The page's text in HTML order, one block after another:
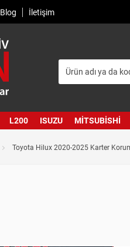
Blog İletişim
L200 ISUZU MITSUBISHI
Toyota Hilux 2020-2025 Karter